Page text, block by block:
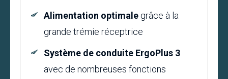
Alimentation optimale grâce à la
grande trémie réceptrice
Système de conduite ErgoPlus 3
avec de nombreuses fonctions